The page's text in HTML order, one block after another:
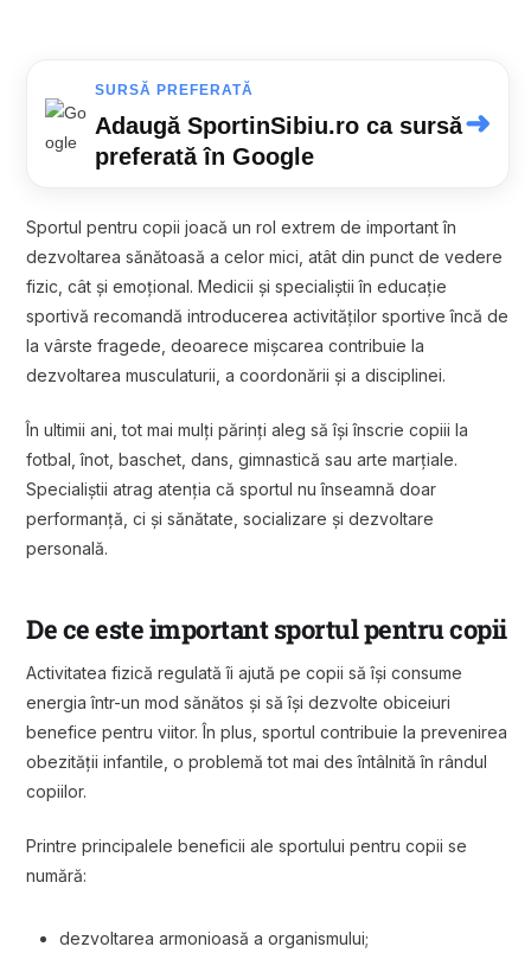
SURSĂ PREFERATĂ
Adaugă SportinSibiu.ro ca sursă
preferată în Google
➜
Sportul pentru copii joacă un rol extrem de important în
dezvoltarea sănătoasă a celor mici, atât din punct de vedere
fizic, cât și emoțional. Medicii și specialiștii în educație
sportivă recomandă introducerea activităților sportive încă de
la vârste fragede, deoarece mișcarea contribuie la
dezvoltarea musculaturii, a coordonării și a disciplinei.
În ultimii ani, tot mai mulți părinți aleg să își înscrie copiii la
fotbal, înot, baschet, dans, gimnastică sau arte marțiale.
Specialiștii atrag atenția că sportul nu înseamnă doar
performanță, ci și sănătate, socializare și dezvoltare
personală.
De ce este important sportul pentru copii
Activitatea fizică regulată îi ajută pe copii să își consume
energia într-un mod sănătos și să își dezvolte obiceiuri
benefice pentru viitor. În plus, sportul contribuie la prevenirea
obezității infantile, o problemă tot mai des întâlnită în rândul
copiilor.
Printre principalele beneficii ale sportului pentru copii se
numără:
dezvoltarea armonioasă a organismului;